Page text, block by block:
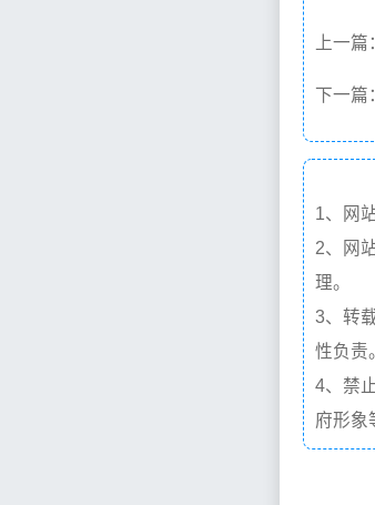
上一篇
下一篇
1、网
2、网
理。
3、转
性负责
4、禁
府形象